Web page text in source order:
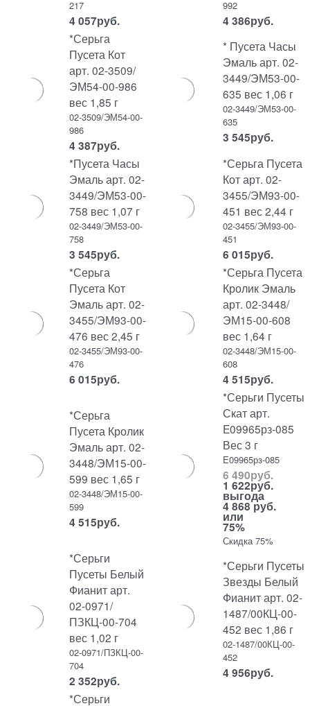
217
4 057руб.
992
4 386руб.
*Серьга
Пусета Кот
арт. 02-3509/
ЭМ54-00-986
вес 1,85 г
02-3509/ЭМ54-00-
986
4 387руб.
* Пусета Часы
Эмаль арт. 02-
3449/ЭМ53-00-
635 вес 1,06 г
02-3449/ЭМ53-00-
635
3 545руб.
*Пусета Часы
Эмаль арт. 02-
3449/ЭМ53-00-
758 вес 1,07 г
02-3449/ЭМ53-00-
758
3 545руб.
*Серьга Пусета
Кот арт. 02-
3455/ЭМ93-00-
451 вес 2,44 г
02-3455/ЭМ93-00-
451
6 015руб.
*Серьга
Пусета Кот
Эмаль арт. 02-
3455/ЭМ93-00-
476 вес 2,45 г
02-3455/ЭМ93-00-
476
6 015руб.
*Серьга Пусета
Кролик Эмаль
арт. 02-3448/
ЭМ15-00-608
вес 1,64 г
02-3448/ЭМ15-00-
608
4 515руб.
*Серьга
Пусета Кролик
Эмаль арт. 02-
3448/ЭМ15-00-
599 вес 1,65 г
02-3448/ЭМ15-00-
599
4 515руб.
*Серьги Пусеты
Скат арт.
E09965рз-085
Вес 3 г
E09965рз-085
6 490руб.
1 622руб.
выгода
4 868 руб.
или
75%
Скидка 75%
*Серьги
Пусеты Белый
Фианит арт.
02-0971/
ПЗКЦ-00-704
вес 1,02 г
02-0971/ПЗКЦ-00-
704
2 352руб.
*Серьги Пусеты
Звезды Белый
Фианит арт. 02-
1487/00КЦ-00-
452 вес 1,86 г
02-1487/00КЦ-00-
452
4 956руб.
*Серьги